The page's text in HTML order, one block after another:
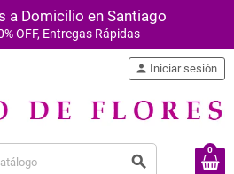
a Domicilio en Santiago
OFF, Entregas Rápidas
search
person Iniciar sesión
0